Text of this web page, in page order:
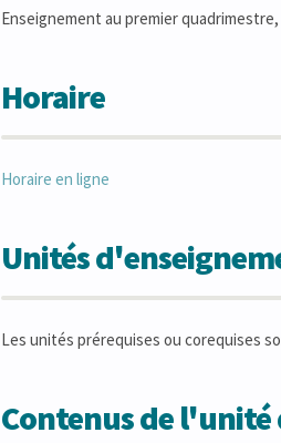
Enseignement au premier
Horaire
Horaire en ligne
Unités
Les unités prérequises ou corequises
Contenus de